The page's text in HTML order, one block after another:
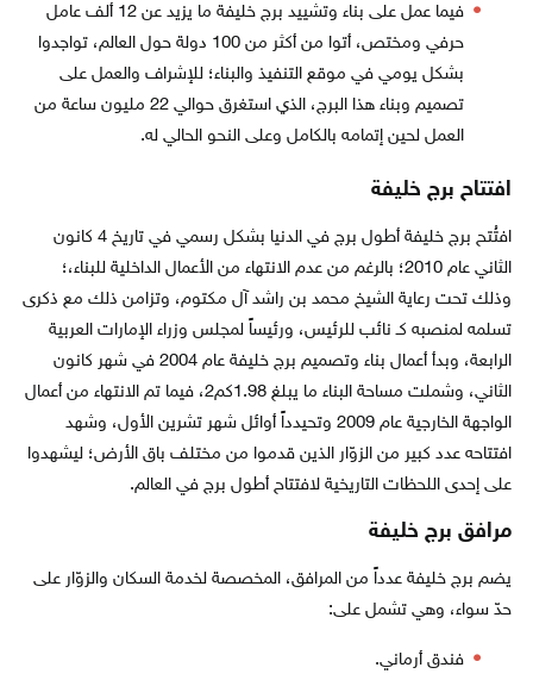
فيما عمل على بناء وتشييد برج خليفة ما يزيد عن 12 ألف عامل
حرفي ومختص، أتوا من أكثر من 100 دولة حول العالم، تواجدوا
بشكل يومي في موقع التنفيذ والبناء؛ للإشراف والعمل على
تصميم وبناء هذا البرج، الذي استغرق حوالي 22 مليون ساعة من
العمل لحين إتمامه بالكامل وعلى النحو الحالي له.
افتتاح برج خليفة
افتُتح برج خليفة أطول برج في الدنيا بشكل رسمي في تاريخ 4 كانون
الثاني عام 2010؛ بالرغم من عدم الانتهاء من الأعمال الداخلية للبناء،؛
وذلك تحت رعاية الشيخ محمد بن راشد آل مكتوم، وتزامن ذلك مع ذكرى
تسلمه لمنصبه كـ نائب للرئيس، ورئيساً لمجلس وزراء الإمارات العربية
الرابعة، وبدأ أعمال بناء وتصميم برج خليفة عام 2004 في شهر كانون
الثاني، وشملت مساحة البناء ما يبلغ 1.98كم2، فيما تم الانتهاء من أعمال
الواجهة الخارجية عام 2009 وتحيدداً أوائل شهر تشرين الأول، وشهد
افتتاحه عدد كبير من الزوّار الذين قدموا من مختلف باق الأرض؛ ليشهدوا
على إحدى اللحظات التاريخية لافتتاح أطول برج في العالم.
مرافق برج خليفة
يضم برج خليفة عدداً من المرافق، المخصصة لخدمة السكان والزوّار على
حدّ سواء، وهي تشمل على:
فندق أرماني.